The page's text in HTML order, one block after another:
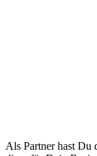
Als Partner hast Du